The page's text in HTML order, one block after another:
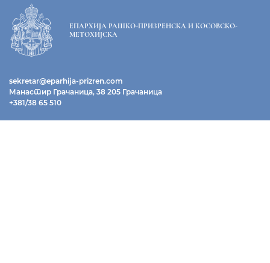
ЕПАРХИЈА РАШКО-ПРИЗРЕНСКА И КОСОВСКО-
МЕТОХИЈСКА
sekretar@eparhija-prizren.com
Манастир Грачаница, 38 205 Грачаница
+381/38 65 510